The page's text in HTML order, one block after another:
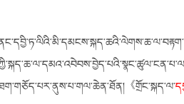
《གྲོང་སྐད་ལ་